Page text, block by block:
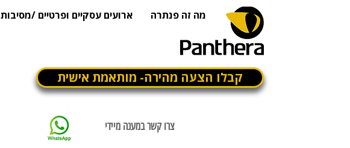
מה זה פנתרה ארועים עסקיים ופרטיים /מסיבות
קבלו הצעה מהירה- מותאמת אישית
צרו קשר במענה מיידי